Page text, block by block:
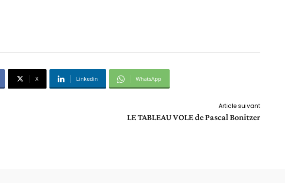
X Linkedin WhatsApp
Article suivant
LE TABLEAU VOLE de Pascal Bonitzer